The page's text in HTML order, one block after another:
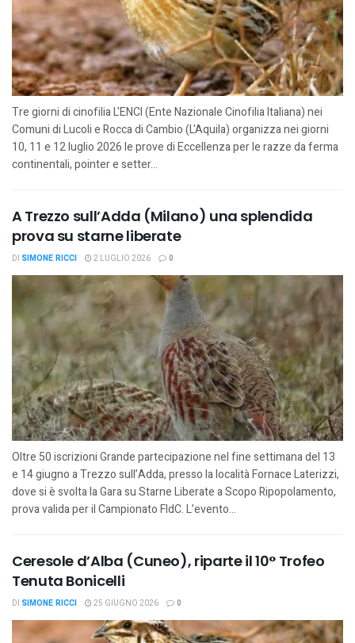
Tre giorni di cinofilia L'ENCI (Ente Nazionale Cinofilia Italiana) nei
Comuni di Lucoli e Rocca di Cambio (L'Aquila) organizza nei giorni
10, 11 e 12 luglio 2026 le prove di Eccellenza per le razze da ferma
continentali, pointer e setter...
A Trezzo sull’Adda (Milano) una splendida
prova su starne liberate
DI SIMONE RICCI 2 LUGLIO 2026 0
Oltre 50 iscrizioni Grande partecipazione nel fine settimana del 13
e 14 giugno a Trezzo sull’Adda, presso la località Fornace Laterizzi,
dove si è svolta la Gara su Starne Liberate a Scopo Ripopolamento,
prova valida per il Campionato FIdC. L’evento...
Ceresole d’Alba (Cuneo), riparte il 10° Trofeo
Tenuta Bonicelli
DI SIMONE RICCI 25 GIUGNO 2026 0